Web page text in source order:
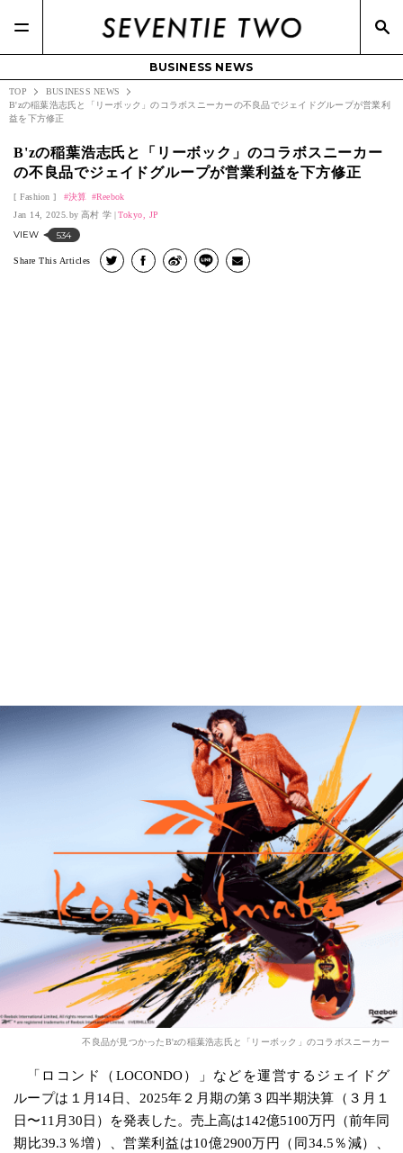
BUSINESS NEWS
TOP
BUSINESS NEWS
B'zの稲葉浩志氏と「リーボック」のコラボスニーカーの不良品でジェイドグループが営業利
益を下方修正
B'zの稲葉浩志氏と「リーボック」のコラボスニーカー
の不良品でジェイドグループが営業利益を下方修正
Fashion 決算
Reebok
Jan 14, 2025.
高村 学 Tokyo, JP
VIEW 534
Share This Articles
不良品が見つかったB'zの稲葉浩志氏と「リーボック」のコラボスニーカー
「ロコンド（LOCONDO）」などを運営するジェイドグ
ループは１月14日、2025年２月期の第３四半期決算（３月１
日〜11月30日）を発表した。売上高は142億5100万円（前年同
期比39.3％増）、営業利益は10億2900万円（同34.5％減）、